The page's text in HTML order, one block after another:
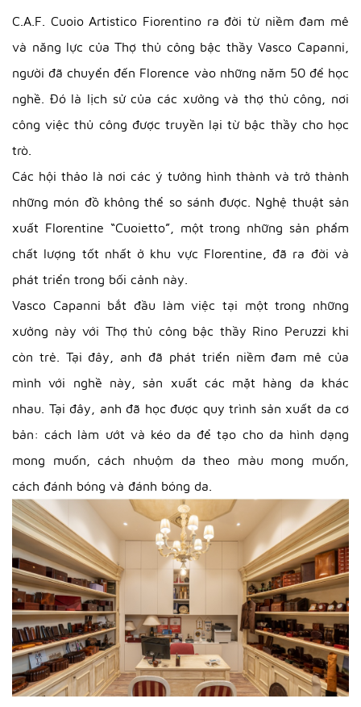
C.A.F. Cuoio Artistico Fiorentino ra đời từ niềm đam mê
và năng lực của Thợ thủ công bậc thầy Vasco Capanni,
người đã chuyển đến Florence vào những năm 50 để học
nghề. Đó là lịch sử của các xưởng và thợ thủ công, nơi
công việc thủ công được truyền lại từ bậc thầy cho học
trò.
Các hội thảo là nơi các ý tưởng hình thành và trở thành
những món đồ không thể so sánh được. Nghệ thuật sản
xuất Florentine “Cuoietto”, một trong những sản phẩm
chất lượng tốt nhất ở khu vực Florentine, đã ra đời và
phát triển trong bối cảnh này.
Vasco Capanni bắt đầu làm việc tại một trong những
xưởng này với Thợ thủ công bậc thầy Rino Peruzzi khi
còn trẻ. Tại đây, anh đã phát triển niềm đam mê của
mình với nghề này, sản xuất các mặt hàng da khác
nhau. Tại đây, anh đã học được quy trình sản xuất da cơ
bản: cách làm ướt và kéo da để tạo cho da hình dạng
mong muốn, cách nhuộm da theo màu mong muốn,
cách đánh bóng và đánh bóng da.